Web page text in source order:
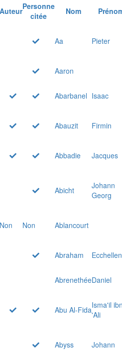
AuteurPersonne
citée
Nom
Aa Pieter
Aaron
Abarbanel Isaac
Abauzit
Firmin
Abbadie
Jacques
Abicht
Johann
Georg
Non Non
Ablancourt
Abraham
AbrenethéeDaniel
Abu Al-FidaIsma'il
'Ali
Abyss
Johann